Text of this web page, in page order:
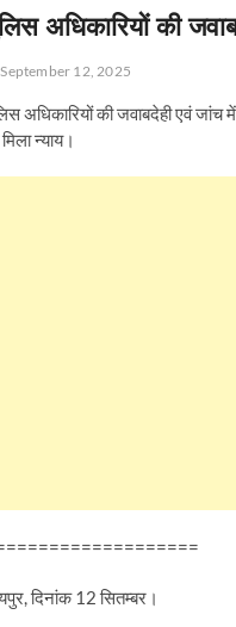
अधिकारियों की
September 12, 2025
अधिकारियों की जवाबदेही एवं जांच में
न्याय।
दिनांक 12 सितम्बर।